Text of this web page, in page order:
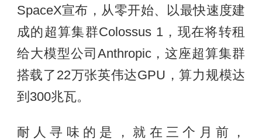
SpaceX宣布，从零开始、以最快速度建
成的超算集群Colossus 1，现在将转租
给大模型公司Anthropic，这座超算集群
搭载了22万张英伟达GPU，算力规模达
到300兆瓦。
耐人寻味的是，就在三个月前，